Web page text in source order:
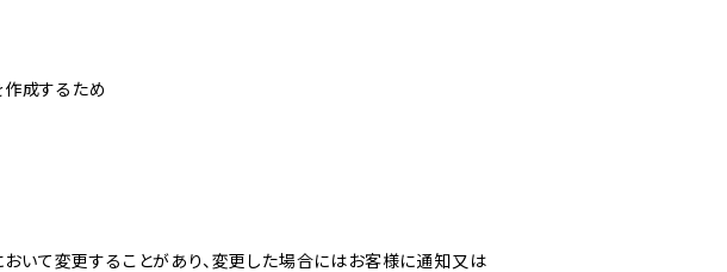
作成するため
いて変更することがあり、変更した場合にはお客様に通知又は